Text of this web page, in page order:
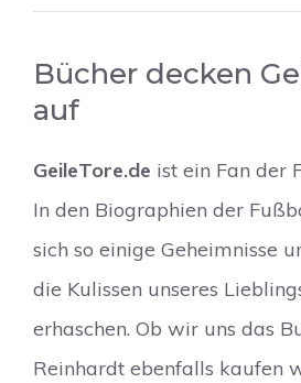
Bücher decken
auf
GeileTore.de ist ein Fan der
In den Biographien der
sich so einige Geheimnisse
die Kulissen unseres
erhaschen. Ob wir uns das
Reinhardt ebenfalls kaufen